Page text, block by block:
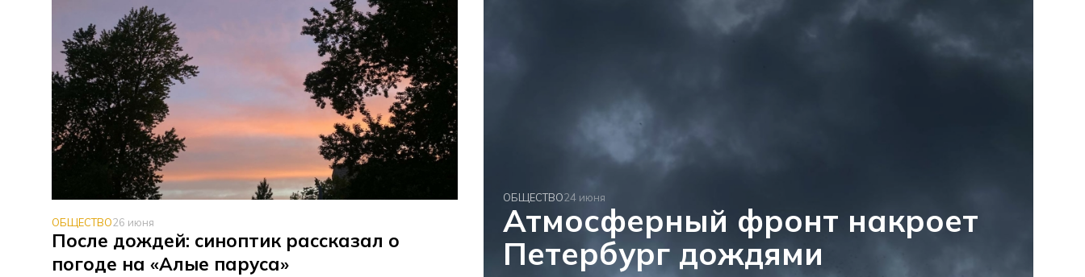
ОБЩЕСТВО26 июня
После дождей: синоптик рассказал о
погоде на «Алые паруса»
ОБЩЕСТВО24 июня
Атмосферный фронт накроет
Петербург дождями